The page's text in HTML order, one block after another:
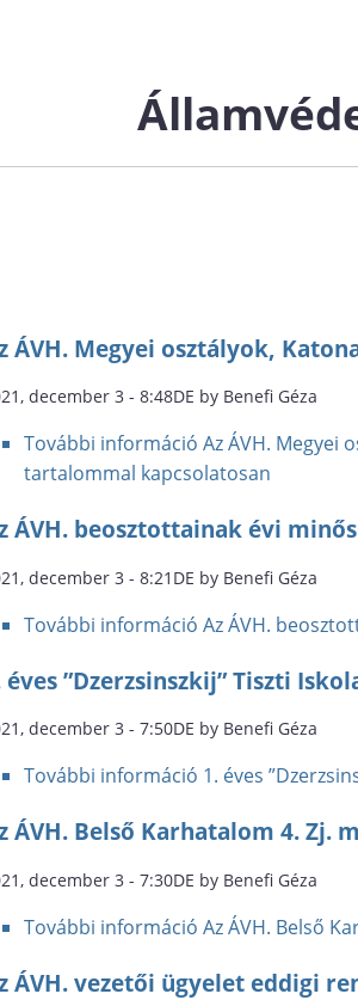
ÁVH. Megyei osztályok,
december 3 - 8:48DE by Benefi Géza
További információ Az ÁVH. Megyei
tartalommal kapcsolatosan
ÁVH. beosztottainak évi
december 3 - 8:21DE by Benefi Géza
További információ Az ÁVH.
éves ”Dzerzsinszkij” Tiszti
december 3 - 7:50DE by Benefi Géza
További információ 1. éves
ÁVH. Belső Karhatalom 4. Zj.
december 3 - 7:30DE by Benefi Géza
További információ Az ÁVH. Belső
ÁVH. vezetői ügyelet eddigi